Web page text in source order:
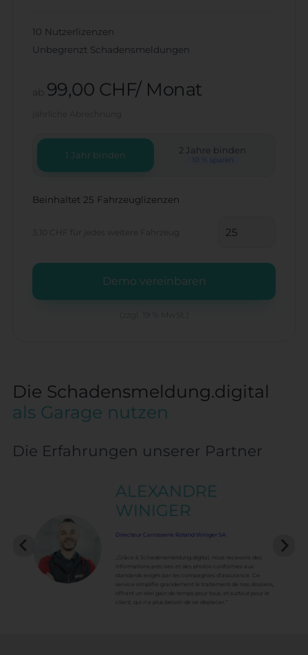
10 Nutzerlizenzen
Unbegrenzt Schadensmeldungen
ab 99,00 CHF/ Monat
1 Jahr binden 2 Jahre binden
10 % sparen
Beinhaltet 25 Fahrzeuglizenzen
für jedes weitere Fahrzeug
Demo vereinbaren
Die Schadensmeldung.digital
als Garage nutzen
Die Erfahrungen unserer Partner
ALEXANDRE
WINIGER
Directeur Carrosserie Roland Winiger SA
„Grâce à Schadensmeldung.digital, nous recevons des
informations précises et des photos conformes aux
standards exigés par les compagnies d'assurance. Ce
service simplifie grandement le traitement de nos dossiers,
offrant un réel gain de temps pour tous, et surtout pour le
client, qui n'a plus besoin de se déplacer.“